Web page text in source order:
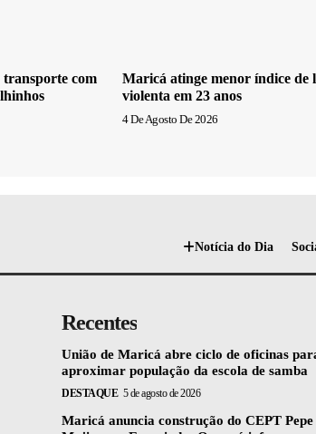
com
Maricá atinge menor índice de
violenta em 23 anos
4 De Agosto De 2026
Notícia do Dia
Recentes
União de Maricá abre ciclo de oficinas
aproximar população da escola de samba
DESTAQUE 5 de agosto de 2026
Maricá anuncia construção do CEPT Pepe